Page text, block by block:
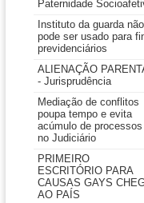
Paternidade
Instituto da guarda não
pode ser usado para
previdenciários
ALIENAÇÃO
- Jurisprudência
Mediação de conflitos
poupa tempo e evita
acúmulo de processos
no Judiciário
PRIMEIRO
ESCRITÓRIO PARA
CAUSAS GAYS
AO PAÍS